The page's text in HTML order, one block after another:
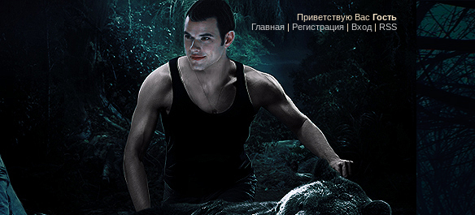
Приветствую Вас Гость
Главная| Регистрация | Вход | RSS